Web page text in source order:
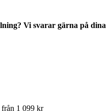
Vi svarar gärna på dina
från 1 099 kr